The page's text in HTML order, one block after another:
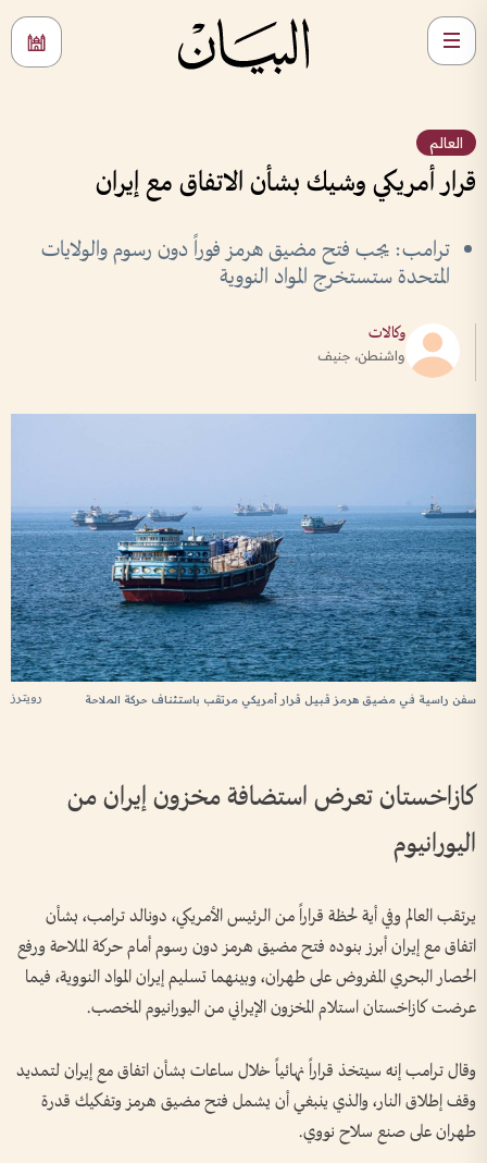
العالم
قرار أمريكي وشيك بشأن الاتفاق مع إيران
ترامب: يجب فتح مضيق هرمز فوراً دون رسوم والولايات
المتحدة ستستخرج المواد ‌النووية
وكالات
واشنطن، جنيف
رويترز سفن راسية في مضيق هرمز قبيل قرار أمريكي مرتقب باستئناف حركة الملاحة
كازاخستان تعرض استضافة مخزون إيران من
اليورانيوم
يرتقب العالم وفي أية لحظة قراراً من الرئيس الأمريكي، دونالد ترامب، بشأن
اتفاق مع إيران أبرز بنوده فتح مضيق هرمز دون رسوم أمام حركة الملاحة ورفع
الحصار البحري المفروض على طهران، وبينهما تسليم إيران المواد النووية، فيما
عرضت كازاخستان استلام المخزون الإيراني من اليورانيوم المخصب.
وقال ترامب إنه سيتخذ قراراً نهائياً خلال ساعات بشأن اتفاق مع إيران لتمديد
وقف إطلاق النار، والذي ينبغي أن يشمل فتح مضيق هرمز وتفكيك قدرة
طهران على صنع سلاح نووي.